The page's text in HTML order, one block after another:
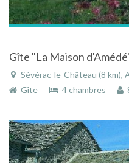
Sévérac-le-Château (8 km),
Gîte
4 chambres